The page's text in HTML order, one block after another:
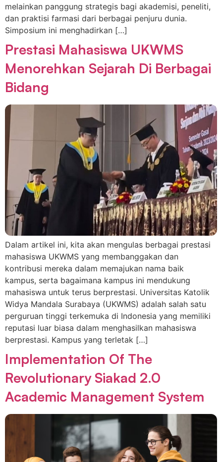
melainkan panggung strategis bagi akademisi, peneliti,
dan praktisi farmasi dari berbagai penjuru dunia.
Simposium ini menghadirkan […]
Prestasi Mahasiswa UKWMS
Menorehkan Sejarah Di Berbagai
Bidang
Dalam artikel ini, kita akan mengulas berbagai prestasi
mahasiswa UKWMS yang membanggakan dan
kontribusi mereka dalam memajukan nama baik
kampus, serta bagaimana kampus ini mendukung
mahasiswa untuk terus berprestasi. Universitas Katolik
Widya Mandala Surabaya (UKWMS) adalah salah satu
perguruan tinggi terkemuka di Indonesia yang memiliki
reputasi luar biasa dalam menghasilkan mahasiswa
berprestasi. Kampus yang terletak […]
Implementation Of The
Revolutionary Siakad 2.0
Academic Management System